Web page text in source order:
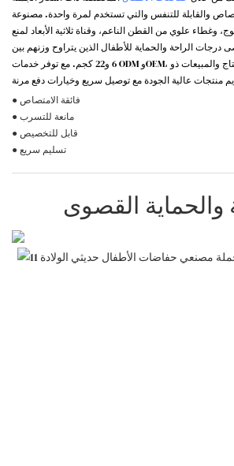
والقابلة للتنفس والتي تستخدم لمرة واحدة. مصنوعة
علوي من القطن الناعم، وقناة ثلاثية الأبعاد لمنع
درجات الراحة والحماية للأطفال الذين يتراوح وزنهم بين
6 و22 كجم. مع توفر خدمات ODM وOEM، يمكنك الوثوق بفريق الإنتاج والمبيعات ذو
● فائقة الامتصاص
● مانعة للتسرب
● قابل للتخصيص
● تسليم سريع
والحماية القصوى